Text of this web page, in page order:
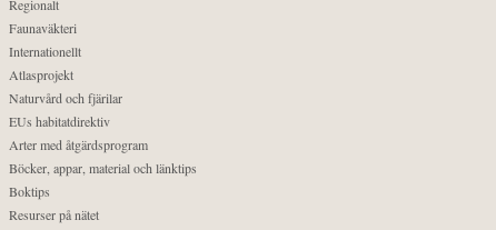
Regionalt
Faunaväkteri
Internationellt
Atlasprojekt
Naturvård och fjärilar
EUs habitatdirektiv
Arter med åtgärdsprogram
Böcker, appar, material och länktips
Boktips
Resurser på nätet